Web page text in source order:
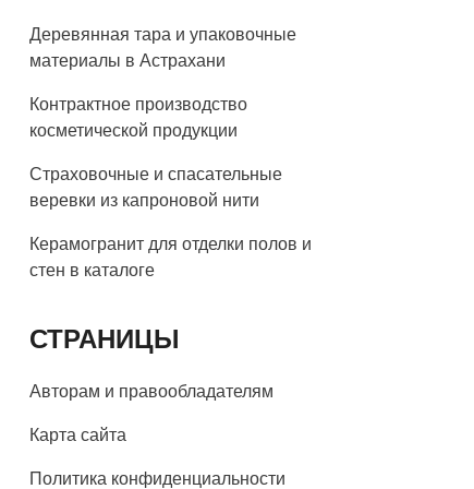
Деревянная тара и упаковочные
материалы в Астрахани
Контрактное производство
косметической продукции
Страховочные и спасательные
веревки из капроновой нити
Керамогранит для отделки полов и
стен в каталоге
СТРАНИЦЫ
Авторам и правообладателям
Карта сайта
Политика конфиденциальности